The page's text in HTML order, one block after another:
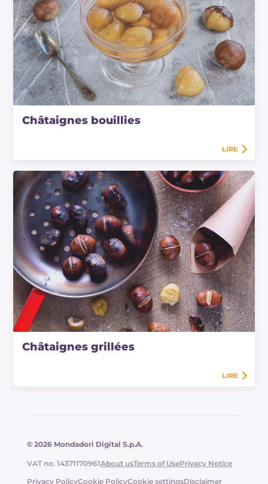
Châtaignes bouillies
LIRE
Châtaignes grillées
LIRE
© 2026 Mondadori Digital S.p.A.
VAT no. 14371170961About usTerms of UsePrivacy Notice
Privacy PolicyCookie PolicyCookie settingsDisclaimer